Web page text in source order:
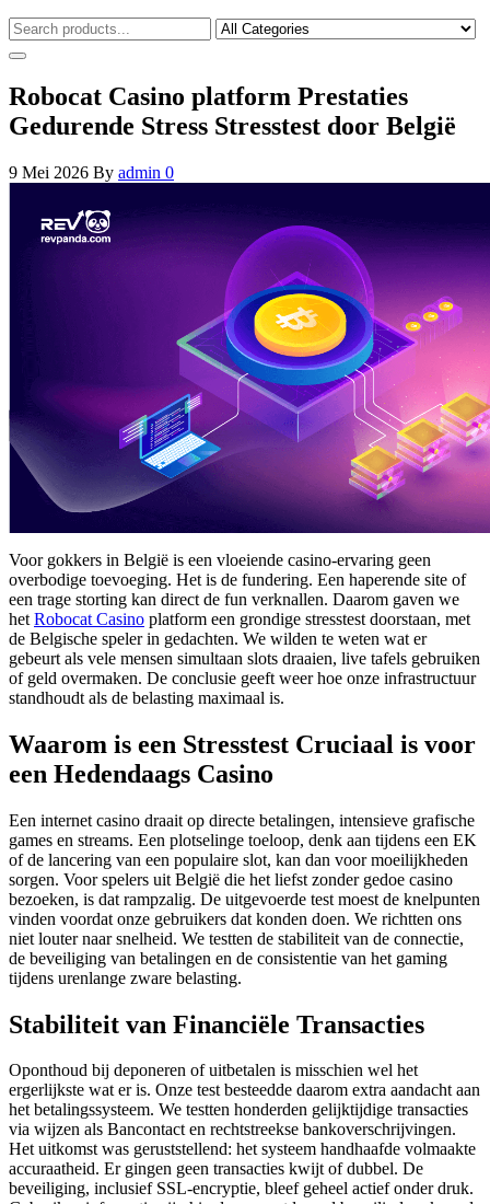
Robocat Casino platform Prestaties
Gedurende Stress Stresstest door België
9 Mei 2026 By admin 0
Voor gokkers in België is een vloeiende casino-ervaring geen
overbodige toevoeging. Het is de fundering. Een haperende site of
een trage storting kan direct de fun verknallen. Daarom gaven we
het Robocat Casino platform een grondige stresstest doorstaan, met
de Belgische speler in gedachten. We wilden te weten wat er
gebeurt als vele mensen simultaan slots draaien, live tafels gebruiken
of geld overmaken. De conclusie geeft weer hoe onze infrastructuur
standhoudt als de belasting maximaal is.
Waarom is een Stresstest Cruciaal is voor
een Hedendaags Casino
Een internet casino draait op directe betalingen, intensieve grafische
games en streams. Een plotselinge toeloop, denk aan tijdens een EK
of de lancering van een populaire slot, kan dan voor moeilijkheden
sorgen. Voor spelers uit België die het liefst zonder gedoe casino
bezoeken, is dat rampzalig. De uitgevoerde test moest de knelpunten
vinden voordat onze gebruikers dat konden doen. We richtten ons
niet louter naar snelheid. We testten de stabiliteit van de connectie,
de beveiliging van betalingen en de consistentie van het gaming
tijdens urenlange zware belasting.
Stabiliteit van Financiële Transacties
Oponthoud bij deponeren of uitbetalen is misschien wel het
ergerlijkste wat er is. Onze test besteedde daarom extra aandacht aan
het betalingssysteem. We testten honderden gelijktijdige transacties
via wijzen als Bancontact en rechtstreekse bankoverschrijvingen.
Het uitkomst was geruststellend: het systeem handhaafde volmaakte
accuraatheid. Er gingen geen transacties kwijt of dubbel. De
beveiliging, inclusief SSL-encryptie, bleef geheel actief onder druk.